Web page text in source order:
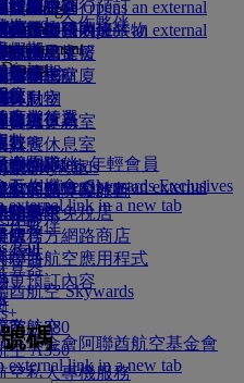
迎賓服務 Opens an external
tab
服務
合作夥伴
旅行
合大公國內違禁物
空第三航廈
移動
行李限額
服務
鬆身心
容
視系統
饌
饌
艙美饌
饌
空 A380
空 A350
空私人專機服務
旅程
室
賓休息室
賓休息室
休息室
貴賓休息室
貴賓休息室
貴賓休息室
空高空免稅店
空官方網路商店
兒票價規則
座椅和搖籃
搭機
行
限額
兒餐點
服務
媒體中心 Opens an external
tab
度
商業行為
導團隊
工作機會 Opens an external
tab
續性
空基金會阿聯酋航空基金會
external link in a new tab
Heritage
Marine 合作夥伴
地
假期
化假期
度假首選
程數
卡
數
數
數
數
Skysurfers 年輕會員
ExclusivesSkywards Exclusives
external link in a new tab
作夥伴
Rail
算器
酋航空 Skywards
獎勵計劃
方式
照支援
與投訴
或損壞支援
服務
資訊更新
狀態
空的無障礙旅行
和要求
酋航空進行預訂
絡及聯營航班
他產品
和要求
失財物
備
空 Skywards
空商務獎勵計劃
體驗
源
聯酋航空應用程式
更預訂內容
酋航空
密碼
碼